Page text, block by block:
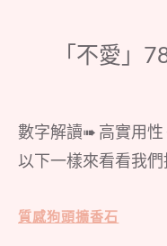
「不愛」
數字解讀➠ 高實用性
以下一樣來看看我們
質感狗頭擴香石